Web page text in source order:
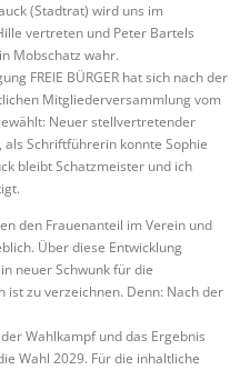
(Stadtrat) wird uns im
vertreten und Peter Bartels
Mobschatz wahr.
FREIE BÜRGER hat sich nach der
Mitgliederversammlung vom
Neuer stellvertretender
Schriftführerin konnte Sophie
bleibt Schatzmeister und ich
den Frauenanteil im Verein und
Über diese Entwicklung
neuer Schwunk für die
zu verzeichnen. Denn: Nach der
Wahlkampf und das Ergebnis
Wahl 2029. Für die inhaltliche